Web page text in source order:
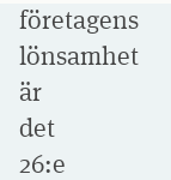
företagens
lönsamhet
är
det
26:e